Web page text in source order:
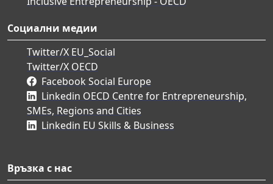
Социални медии
Twitter/X EU_Social
Twitter/X OECD
Facebook Social Europe
Linkedin OECD Centre for Entrepreneurship,
SMEs, Regions and Cities
Linkedin EU Skills & Business
Връзка с нас